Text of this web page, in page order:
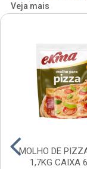
Veja mais
MOLHO DE
1,7KG CAIXA